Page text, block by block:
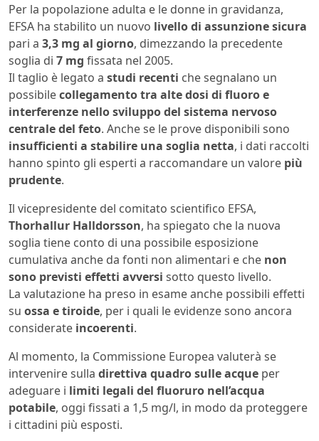
Per la popolazione adulta e le donne in gravidanza,
EFSA ha stabilito un nuovo livello di assunzione sicura
pari a 3,3 mg al giorno, dimezzando la precedente
soglia di 7 mg fissata nel 2005.
Il taglio è legato a studi recenti che segnalano un
possibilecollegamento tra alte dosi di fluoro e
interferenze nello sviluppo del sistema nervoso
centrale del feto. Anche se le prove disponibili sono
insufficienti a stabilire una soglia netta, i dati raccolti
hanno spinto gli esperti a raccomandare un valore più
prudente.
Il vicepresidente del comitato scientifico EFSA,
Thorhallur Halldorsson, ha spiegato che la nuova
soglia tiene conto di una possibile esposizione
cumulativa anche da fonti non alimentari e che non
sono previsti effetti avversi sotto questo livello.
La valutazione ha preso in esame anche possibili effetti
su ossa e tiroide, per i quali le evidenze sono ancora
considerate incoerenti.
Al momento, la Commissione Europea valuterà se
intervenire sulla direttiva quadro sulle acque per
adeguare i limiti legali del fluoruro nell’acqua
potabile, oggi fissati a 1,5 mg/l, in modo da proteggere
i cittadini più esposti.